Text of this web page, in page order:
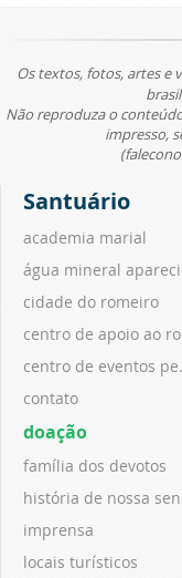
Os textos, fotos, artes e
Não reproduza o
impresso,
Santuário
academia marial
água mineral
cidade do romeiro
centro de apoio ao
centro de eventos
contato
doação
família dos devotos
história de nossa
imprensa
locais turísticos